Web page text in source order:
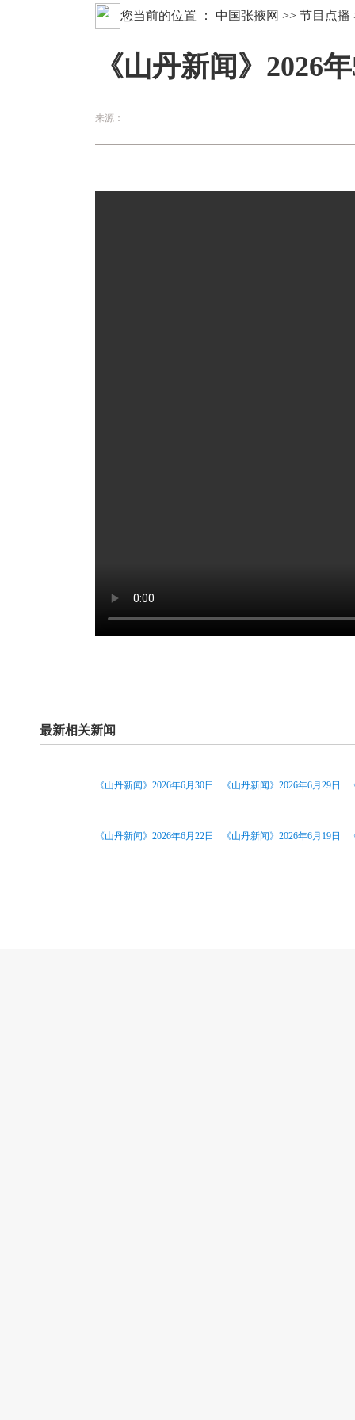
您当前的位置 ： 中国张掖网 >> 节目点播
《山丹新闻》2026
来源：
最新相关新闻
《山丹新闻》2026年6月30日 《山丹新闻》2026年6月29日
《山丹新闻》2026年6月22日 《山丹新闻》2026年6月19日